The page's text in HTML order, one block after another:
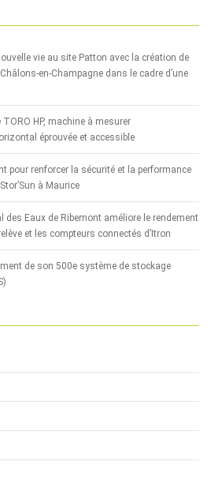
vie au site Patton avec la création de
en-Champagne dans le cadre d’une
TORO HP, machine à mesurer
éprouvée et accessible
pour renforcer la sécurité et la performance
à Maurice
des Eaux de Ribemont améliore le rendement
et les compteurs connectés d’Itron
de son 500e système de stockage